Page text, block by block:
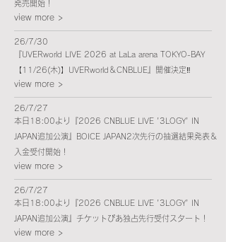
発売開始！
view more >
26/7/30
『UVERworld LIVE 2026 at LaLa arena TOKYO-BAY
【11/26(木)】UVERworld＆CNBLUE』開催決定‼︎
view more >
26/7/27
本日18:00より『2026 CNBLUE LIVE '3LOGY' IN
JAPAN追加公演』BOICE JAPAN2次先行の抽選結果発表＆
入金受付開始！
view more >
26/7/27
本日18:00より『2026 CNBLUE LIVE '3LOGY' IN
JAPAN追加公演』チケットぴあ独占先行受付スタート！
view more >